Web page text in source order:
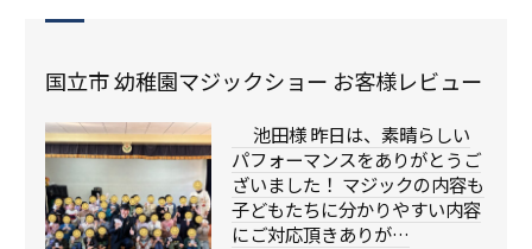
国立市 幼稚園マジックショー お客様レビュー
池田様 昨日は、素晴らしい
パフォーマンスをありがとうご
ざいました！ マジックの内容も
子どもたちに分かりやすい内容
にご対応頂きありが…